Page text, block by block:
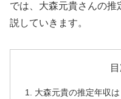
では、大森元貴さんの
説していきます。
大森元貴の推定年収は